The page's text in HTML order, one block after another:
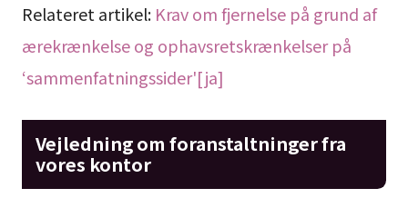
Relateret artikel: Krav om fjernelse på grund af
ærekrænkelse og ophavsretskrænkelser på
‘sammenfatningssider'[ja]
Vejledning om foranstaltninger fra
vores kontor